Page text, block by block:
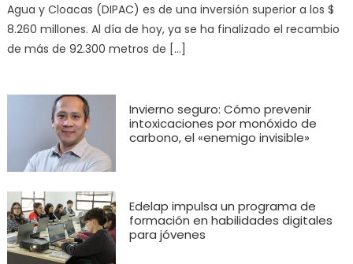
Agua y Cloacas (DIPAC) es de una inversión superior a los $
8.260 millones. Al día de hoy, ya se ha finalizado el recambio
de más de 92.300 metros de […]
Invierno seguro: Cómo prevenir
intoxicaciones por monóxido de
carbono, el «enemigo invisible»
Edelap impulsa un programa de
formación en habilidades digitales
para jóvenes